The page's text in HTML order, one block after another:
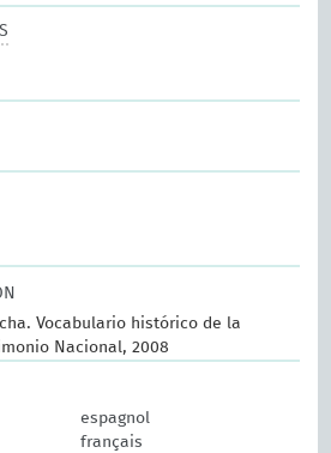
Vocabulario histórico de la
Nacional, 2008
espagnol
français